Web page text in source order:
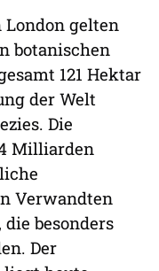
London gelten
botanischen
121 Hektar
der Welt
Die
Milliarden
Verwandten
die besonders
Der